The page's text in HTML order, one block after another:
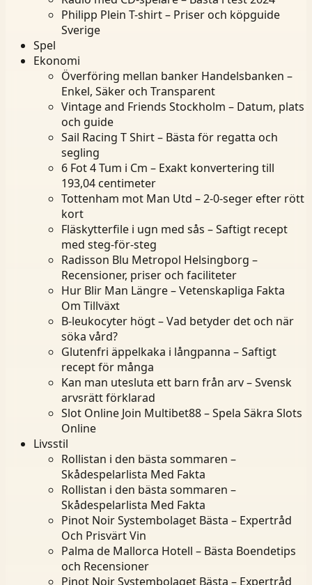
Philipp Plein T-shirt – Priser och köpguide
Sverige
Spel
Ekonomi
Överföring mellan banker Handelsbanken –
Enkel, Säker och Transparent
Vintage and Friends Stockholm – Datum, plats
och guide
Sail Racing T Shirt – Bästa för regatta och
segling
6 Fot 4 Tum i Cm – Exakt konvertering till
193,04 centimeter
Tottenham mot Man Utd – 2-0-seger efter rött
kort
Fläskytterfile i ugn med sås – Saftigt recept
med steg-för-steg
Radisson Blu Metropol Helsingborg –
Recensioner, priser och faciliteter
Hur Blir Man Längre – Vetenskapliga Fakta
Om Tillväxt
B-leukocyter högt – Vad betyder det och när
söka vård?
Glutenfri äppelkaka i långpanna – Saftigt
recept för många
Kan man utesluta ett barn från arv – Svensk
arvsrätt förklarad
Slot Online Join Multibet88 – Spela Säkra Slots
Online
Livsstil
Rollistan i den bästa sommaren –
Skådespelarlista Med Fakta
Rollistan i den bästa sommaren –
Skådespelarlista Med Fakta
Pinot Noir Systembolaget Bästa – Expertråd
Och Prisvärt Vin
Palma de Mallorca Hotell – Bästa Boendetips
och Recensioner
Pinot Noir Systembolaget Bästa – Expertråd